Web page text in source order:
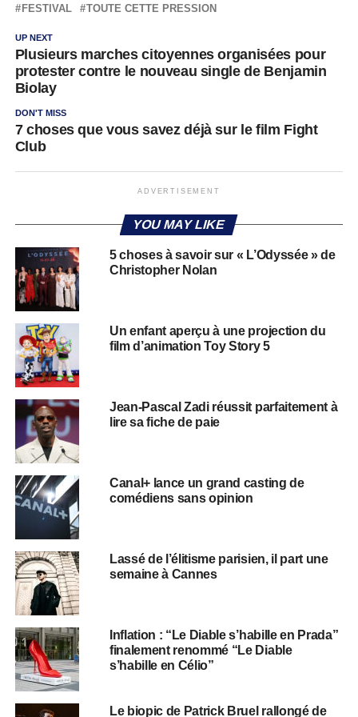
FESTIVAL
TOUTE CETTE PRESSION
UP NEXT
Plusieurs marches citoyennes organisées pour
protester contre le nouveau single de Benjamin
Biolay
DON'T MISS
7 choses que vous savez déjà sur le film Fight
Club
ADVERTISEMENT
YOU MAY LIKE
5 choses à savoir sur « L’Odyssée » de
Christopher Nolan
Un enfant aperçu à une projection du
film d’animation Toy Story 5
Jean-Pascal Zadi réussit parfaitement à
lire sa fiche de paie
Canal+ lance un grand casting de
comédiens sans opinion
Lassé de l’élitisme parisien, il part une
semaine à Cannes
Inflation : “Le Diable s’habille en Prada”
finalement renommé “Le Diable
s’habille en Célio”
Le biopic de Patrick Bruel rallongé de